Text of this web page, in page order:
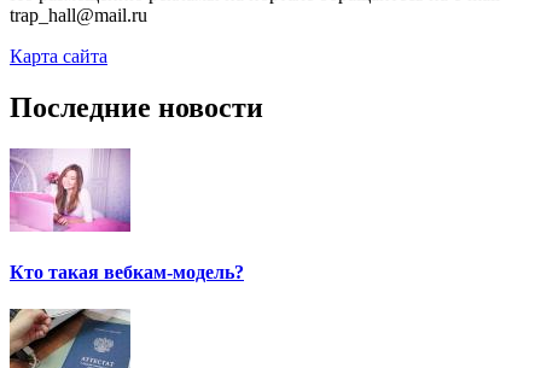
trap_hall@mail.ru
Карта сайта
Последние новости
Кто такая вебкам-модель?